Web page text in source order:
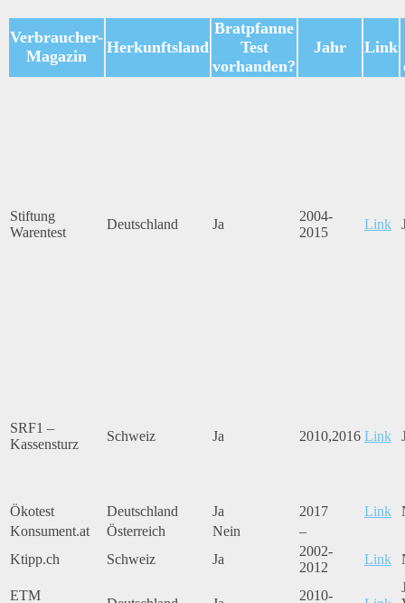
Verbraucher-
Magazin
Herkunftsland
Bratpfanne
Test
vorhanden?
Jahr
Link
Stiftung
Warentest
Deutschland Ja
2004-
2015
Link
SRF1 –
Kassensturz
Schweiz Ja 2010,2016 Link
Ökotest Deutschland Ja 2017 Link
Konsument.at
Österreich Nein
–
Ktipp.ch
Schweiz Ja
2002-
2012
Link
ETM 2010-